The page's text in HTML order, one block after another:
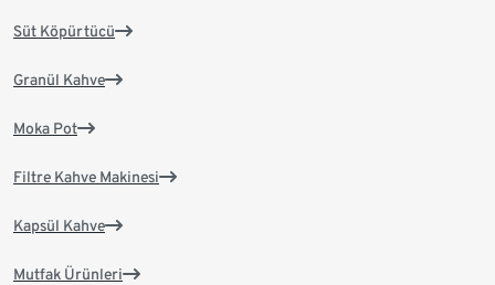
Süt Köpürtücü
Granül Kahve
Moka Pot
Filtre Kahve Makinesi
Kapsül Kahve
Mutfak Ürünleri